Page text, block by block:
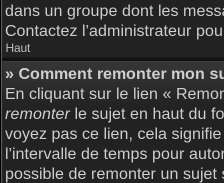
dans un groupe dont les
Contactez l’administrateur
Haut
» Comment remonter mon
En cliquant sur le lien «
remonterle sujet en haut du
voyez pas ce lien, cela
l’intervalle de temps pour
possible de remonter un